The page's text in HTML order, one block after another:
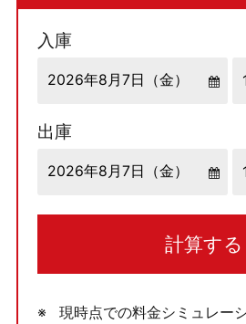
入庫
出庫
計算する
現時点での料金シミュレー